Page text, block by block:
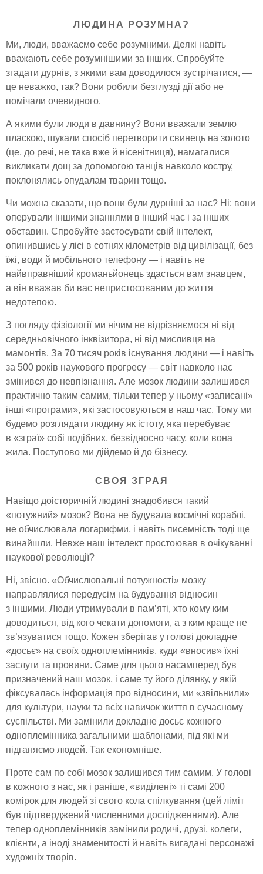
ЛЮДИНА РОЗУМНА?
Ми, люди, вважаємо себе розумними. Деякі навіть
вважають себе розумнішими за інших. Спробуйте
згадати дурнів, з якими вам доводилося зустрічатися, —
це неважко, так? Вони робили безглузді дії або не
помічали очевидного.
А якими були люди в давнину? Вони вважали землю
пласкою, шукали спосіб перетворити свинець на золото
(це, до речі, не така вже й нісенітниця), намагалися
викликати дощ за допомогою танців навколо костру,
поклонялись опудалам тварин тощо.
Чи можна сказати, що вони були дурніші за нас? Ні: вони
оперували іншими знаннями в інший час і за інших
обставин. Спробуйте застосувати свій інтелект,
опинившись у лісі в сотнях кілометрів від цивілізації, без
їжі, води й мобільного телефону — і навіть не
найвправніший кроманьйонець здасться вам знавцем,
а він вважав би вас непристосованим до життя
недотепою.
З погляду фізіології ми нічим не відрізняємося ні від
середньовічного інквізитора, ні від мисливця на
мамонтів. За 70 тисяч років існування людини — і навіть
за 500 років наукового прогресу — світ навколо нас
змінився до невпізнання. Але мозок людини залишився
практично таким самим, тільки тепер у ньому «записані»
інші «програми», які застосовуються в наш час. Тому ми
будемо розглядати людину як істоту, яка перебуває
в «зграї» собі подібних, безвідносно часу, коли вона
жила. Поступово ми дійдемо й до бізнесу.
СВОЯ ЗГРАЯ
Навіщо доісторичній людині знадобився такий
«потужний» мозок? Вона не будувала космічні кораблі,
не обчислювала логарифми, і навіть писемність тоді ще
винайшли. Невже наш інтелект простоював в очікуванні
наукової революції?
Ні, звісно. «Обчислювальні потужності» мозку
направлялися передусім на будування відносин
з іншими. Люди утримували в пам’яті, хто кому ким
доводиться, від кого чекати допомоги, а з ким краще не
зв’язуватися тощо. Кожен зберігав у голові докладне
«досьє» на своїх одноплемінників, куди «вносив» їхні
заслуги та провини. Саме для цього насамперед був
призначений наш мозок, і саме ту його ділянку, у якій
фіксувалась інформація про відносини, ми «звільнили»
для культури, науки та всіх навичок життя в сучасному
суспільстві. Ми замінили докладне досьє кожного
одноплемінника загальними шаблонами, під які ми
підганяємо людей. Так економніше.
Проте сам по собі мозок залишився тим самим. У голові
в кожного з нас, як і раніше, «виділені» ті самі 200
комірок для людей зі свого кола спілкування (цей ліміт
був підтверджений численними дослідженнями). Але
тепер одноплемінників замінили родичі, друзі, колеги,
клієнти, а іноді знаменитості й навіть вигадані персонажі
художніх творів.